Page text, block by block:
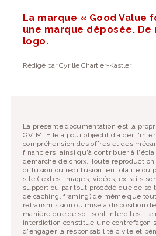
La marque « Good Value
une marque déposée. De
logo.
Rédigé par Cyrille Chartier-Kastler
La présente documentation est la
GVfM. Elle a pour objectif d'aider
compréhension des offres et des
financiers, ainsi qu'à contribuer à
démarche de choix. Toute
diffusion ou rediffusion, en totalité ou
site (textes, images, vidéos, extraits
support ou par tout procédé que ce
de caching, framing) de même que
retransmission ou mise à disposition
manière que ce soit sont interdites.
interdiction constitue une contrefaçon
d'engager la responsabilité civile et